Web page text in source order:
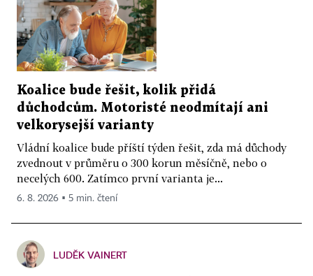
Koalice bude řešit, kolik přidá
důchodcům. Motoristé neodmítají ani
velkorysejší varianty
Vládní koalice bude příští týden řešit, zda má důchody
zvednout v průměru o 300 korun měsíčně, nebo o
necelých 600. Zatímco první varianta je...
6. 8. 2026 ▪ 5 min. čtení
LUDĚK VAINERT